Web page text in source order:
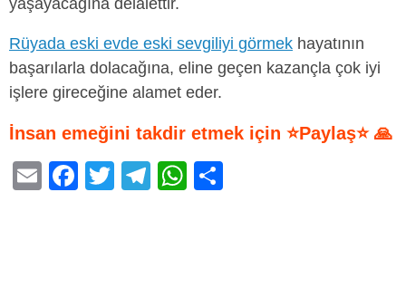
yaşayacağına delalettir.
Rüyada eski evde eski sevgiliyi görmek hayatının
başarılarla dolacağına, eline geçen kazançla çok iyi
işlere gireceğine alamet eder.
İnsan emeğini takdir etmek için ⭐Paylaş⭐ 🙏
E
F
T
T
W